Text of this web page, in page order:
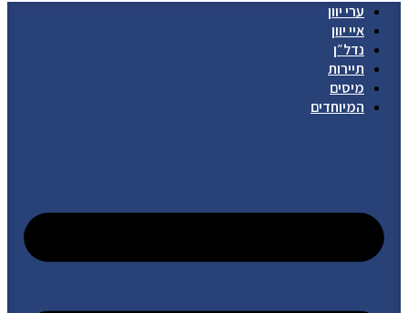
ערי יוון
איי יוון
נדל״ן
תיירות
מיסים
המיוחדים